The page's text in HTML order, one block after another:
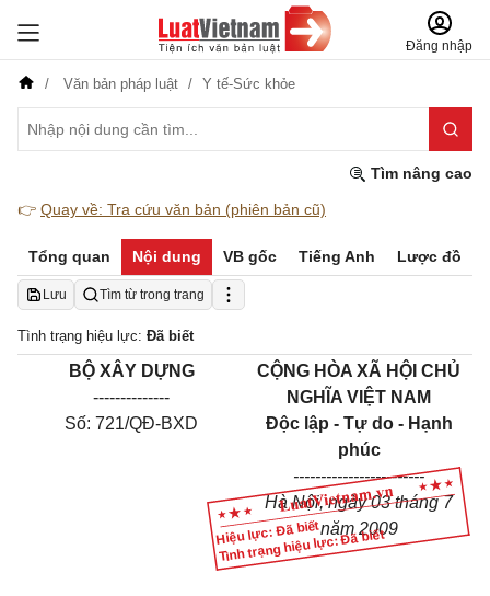
Đăng nhập
Văn bản pháp luật Y tế-Sức khỏe
Tìm nâng cao
👉 Quay về: Tra cứu văn bản (phiên bản cũ)
Tổng quan Nội dung VB gốc Tiếng Anh Lược đồ
Lưu Tìm từ trong trang
Tình trạng hiệu lực: Đã biết
Hiệu lực: Đã biết
Tình trạng hiệu lực: Đã biết
BỘ XÂY DỰNG
--------------
Số: 721/QĐ-BXD
CỘNG HÒA XÃ HỘI CHỦ
NGHĨA VIỆT NAM
Độc lập - Tự do - Hạnh
phúc
------------------------
Hà Nội, ngày 03 tháng 7
năm 2009